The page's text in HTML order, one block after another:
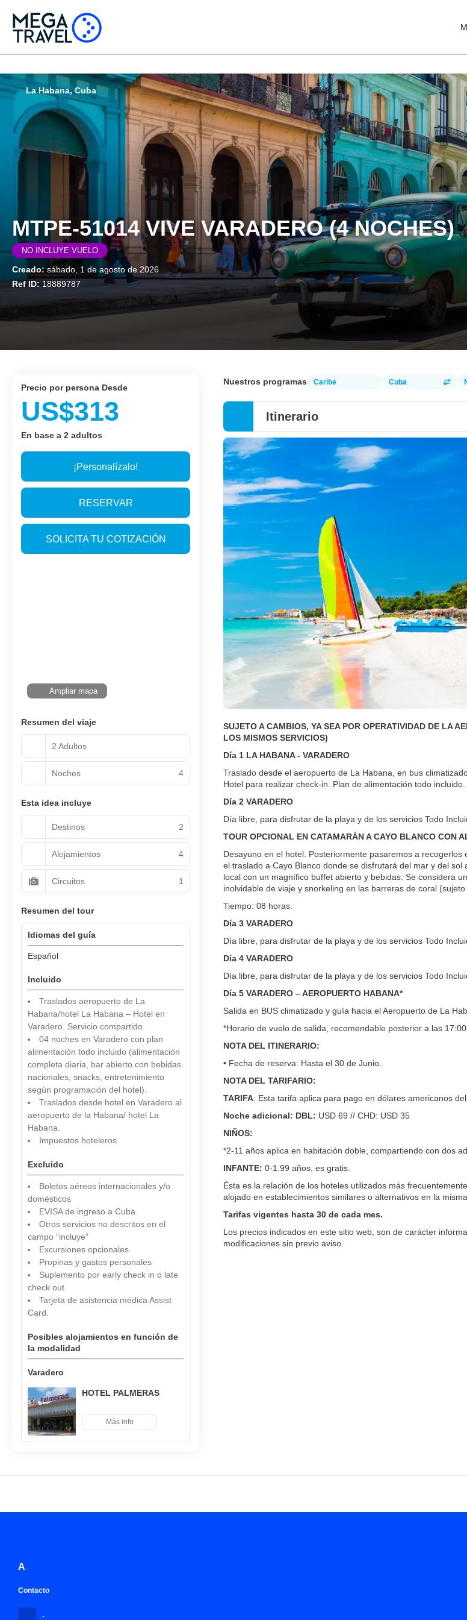
MTPE-51014 VIVE VARADERO (4 NOCHES)
NO INCLUYE VUELO
Creado: sábado, 1 de agosto de 2026
Ref ID: 18889787
La Habana, Cuba
Nuestros programas Caribe Cuba
Itinerario
SUJETO A CAMBIOS, YA SEA POR OPERATIVIDAD DE LA
LOS MISMOS SERVICIOS)
Día 1 LA HABANA - VARADERO
Traslado desde el aeropuerto de La Habana, en bus
Hotel para realizar check-in. Plan de alimentación todo incluido.
Día 2 VARADERO
Día libre, para disfrutar de la playa y de los servicios Todo
TOUR OPCIONAL EN CATAMARÁN A CAYO BLANCO CON
Desayuno en el hotel. Posteriormente pasaremos a
el traslado a Cayo Blanco donde se disfrutará del mar y del
local con un magnífico buffet abierto y bebidas. Se considera
inolvidable de viaje y snorkeling en las barreras de coral
Tiempo: 08 horas.
Día 3 VARADERO
Día libre, para disfrutar de la playa y de los servicios Todo
Día 4 VARADERO
Día libre, para disfrutar de la playa y de los servicios Todo
Día 5 VARADERO – AEROPUERTO HABANA*
Salida en BUS climatizado y guía hacia el Aeropuerto de La
*Horario de vuelo de salida, recomendable posterior a las
NOTA DEL ITINERARIO:
• Fecha de reserva: Hasta el 30 de Junio.
NOTA DEL TARIFARIO:
TARIFA: Esta tarifa aplica para pago en dólares americanos
Noche adicional: DBL: USD 69 // CHD: USD 35
NIÑOS:
*2-11 años aplica en habitación doble, compartiendo con dos
INFANTE: 0-1.99 años, es gratis.
Ésta es la relación de los hoteles utilizados más
alojado en establecimientos similares o alternativos en la
Tarifas vigentes hasta 30 de cada mes.
Los precios indicados en este sitio web, son de carácter
modificaciones sin previo aviso.
precio por persona Desde
US$313
En base a 2 adultos
¡Personalízalo!
RESERVAR
SOLICITA TU COTIZACIÓN
Ampliar mapa
Resumen del viaje
2 Adultos
Noches 4
Esta idea incluye
Destinos 2
Alojamientos 4
Circuitos 1
Resumen del tour
Idiomas del guía
Español
Incluido
Traslados aeropuerto de La
Habana/hotel La Habana – Hotel en
Varadero. Servicio compartido.
04 noches en Varadero con plan
alimentación todo incluido (alimentación
completa diaria, bar abierto con bebidas
nacionales, snacks, entretenimiento
según programación del hotel).
Traslados desde hotel en Varadero al
aeropuerto de la Habana/ hotel La
Habana.
Impuestos hoteleros.
Excluido
Boletos aéreos internacionales y/o
domésticos
EVISA de ingreso a Cuba.
Otros servicios no descritos en el
campo “incluye”
Excursiones opcionales.
Propinas y gastos personales
Suplemento por early check in o late
check out.
Tarjeta de asistencia médica Assist
Card.
Posibles alojamientos en función de
la modalidad
Varadero
HOTEL PALMERAS
Más info
A
Contacto
-